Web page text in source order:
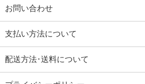
お問い合わせ
支払い方法について
配送方法･送料について